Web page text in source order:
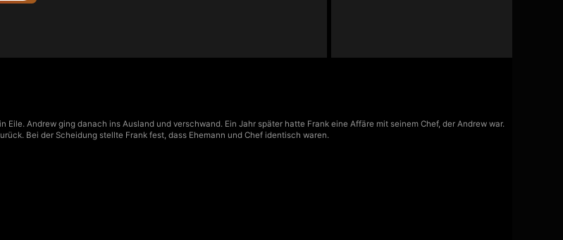
Andrew ging danach ins Ausland und verschwand. Ein Jahr später hatte Frank eine Affäre mit seinem Chef, der Andrew war.
Bei der Scheidung stellte Frank fest, dass Ehemann und Chef identisch waren.